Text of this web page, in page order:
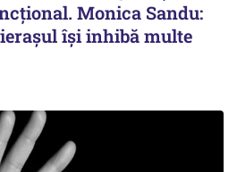
Monica Sandu:
își inhibă multe